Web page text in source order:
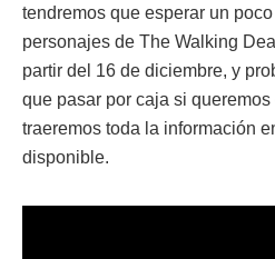
tendremos que esperar un
personajes de The Walking
partir del 16 de diciembre, y
que pasar por caja si
traeremos toda la información
disponible.